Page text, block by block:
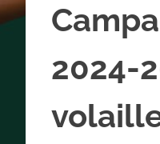
2024-